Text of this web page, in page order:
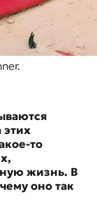
то
жизнь. В
оно так